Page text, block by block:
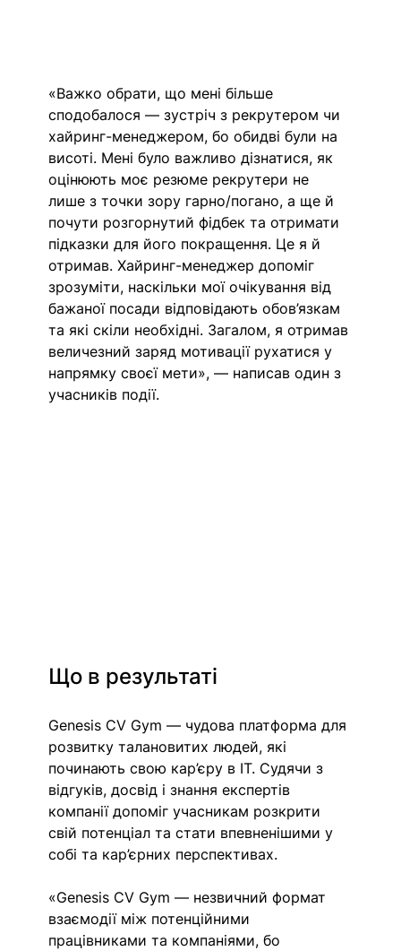
«Важко обрати, що мені більше
сподобалося — зустріч з рекрутером чи
хайринг-менеджером, бо обидві були на
висоті. Мені було важливо дізнатися, як
оцінюють моє резюме рекрутери не
лише з точки зору гарно/погано, а ще й
почути розгорнутий фідбек та отримати
підказки для його покращення. Це я й
отримав. Хайринг-менеджер допоміг
зрозуміти, наскільки мої очікування від
бажаної посади відповідають обов’язкам
та які скіли необхідні. Загалом, я отримав
величезний заряд мотивації рухатися у
напрямку своєї мети», — написав один з
учасників події.
Що в результаті
Genesis CV Gym — чудова платформа для
розвитку талановитих людей, які
починають свою кар’єру в IT. Судячи з
відгуків, досвід і знання експертів
компанії допоміг учасникам розкрити
свій потенціал та стати впевненішими у
собі та кар’єрних перспективах.
«Genesis CV Gym — незвичний формат
взаємодії між потенційними
працівниками та компаніями, бо